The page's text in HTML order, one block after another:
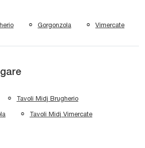
Gorgonzola Vimercate
Tavoli Midj Brugherio
Tavoli Midj Vimercate